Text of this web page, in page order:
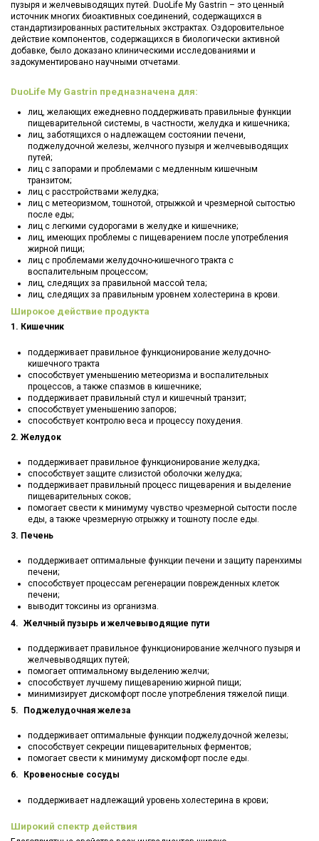
пузыря и желчевыводящих путей. DuoLife My Gastrin – это ценный
источник многих биоактивных соединений, содержащихся в
стандартизированных растительных экстрактах. Оздоровительное
действие компонентов, содержащихся в биологически активной
добавке, было доказано клиническими исследованиями и
задокументировано научными отчетами.
DuoLife My Gastrin предназначена для:
лиц, желающих ежедневно поддерживать правильные функции
пищеварительной системы, в частности, желудка и кишечника;
лиц, заботящихся о надлежащем состоянии печени,
поджелудочной железы, желчного пузыря и желчевыводящих
путей;
лиц с запорами и проблемами с медленным кишечным
транзитом;
лиц с расстройствами желудка;
лиц с метеоризмом, тошнотой, отрыжкой и чрезмерной сытостью
после еды;
лиц с легкими судорогами в желудке и кишечнике;
лиц, имеющих проблемы с пищеварением после употребления
жирной пищи;
лиц с проблемами желудочно-кишечного тракта с
воспалительным процессом;
лиц, следящих за правильной массой тела;
лиц, следящих за правильным уровнем холестерина в крови.
Широкое действие продукта
1. Кишечник
поддерживает правильное функционирование желудочно-
кишечного тракта
способствует уменьшению метеоризма и воспалительных
процессов, а также спазмов в кишечнике;
поддерживает правильный стул и кишечный транзит;
способствует уменьшению запоров;
способствует контролю веса и процессу похудения.
2. Желудок
поддерживает правильное функционирование желудка;
способствует защите слизистой оболочки желудка;
поддерживает правильный процесс пищеварения и выделение
пищеварительных соков;
помогает свести к минимуму чувство чрезмерной сытости после
еды, а также чрезмерную отрыжку и тошноту после еды.
3. Печень
поддерживает оптимальные функции печени и защиту паренхимы
печени;
способствует процессам регенерации поврежденных клеток
печени;
выводит токсины из организма.
4. Желчный пузырь и желчевыводящие пути
поддерживает правильное функционирование желчного пузыря и
желчевыводящих путей;
помогает оптимальному выделению желчи;
способствует лучшему пищеварению жирной пищи;
минимизирует дискомфорт после употребления тяжелой пищи.
5. Поджелудочная железа
поддерживает оптимальные функции поджелудочной железы;
способствует секреции пищеварительных ферментов;
помогает свести к минимуму дискомфорт после еды.
6. Кровеносные сосуды
поддерживает надлежащий уровень холестерина в крови;
Широкий спектр действия